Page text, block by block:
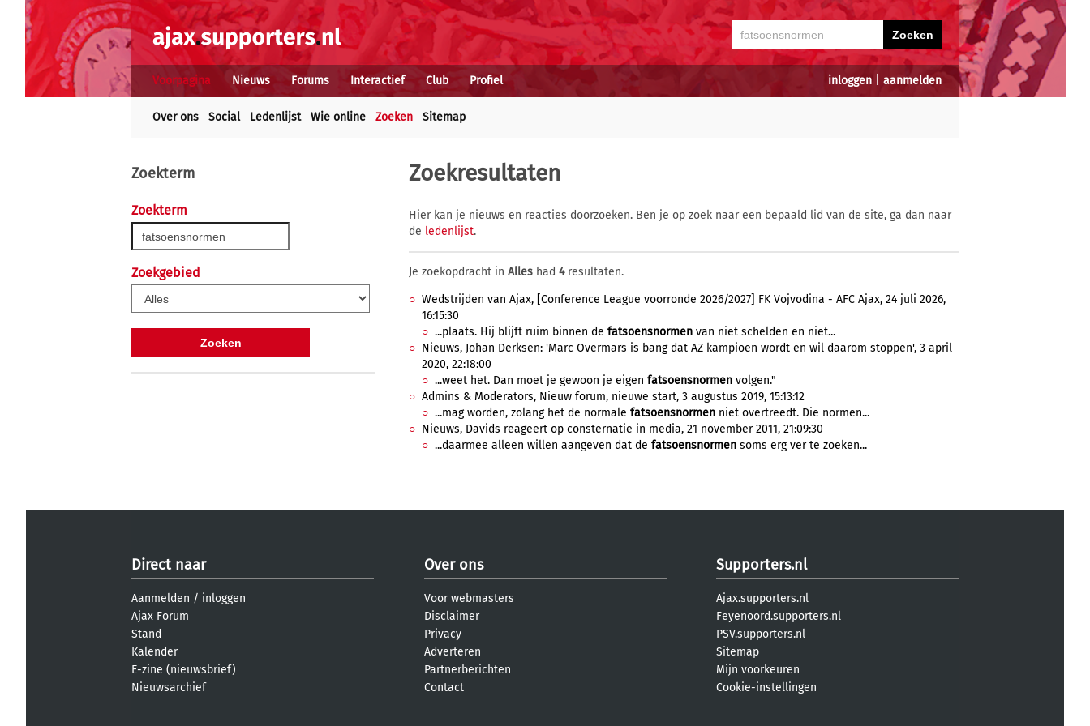
inloggen aanmelden
Voorpagina Nieuws Forums Interactief Club Profiel
Over ons Social Ledenlijst Wie online Zoeken Sitemap
Zoekterm
Zoekterm
Zoekgebied
Zoekresultaten
Hier kan je nieuws en reacties doorzoeken. Ben je op zoek naar een bepaald lid van de site, ga dan naar
de ledenlijst.
Je zoekopdracht in Alles had 4resultaten.
Wedstrijden van Ajax, [Conference League voorronde 2026/2027] FK Vojvodina - AFC Ajax, 24 juli 2026,
16:15:30
...plaats. Hij blijft ruim binnen de fatsoensnormen van niet schelden en niet...
Nieuws, Johan Derksen: 'Marc Overmars is bang dat AZ kampioen wordt en wil daarom stoppen', 3 april
2020, 22:18:00
...weet het. Dan moet je gewoon je eigen fatsoensnormen volgen."
Admins & Moderators, Nieuw forum, nieuwe start, 3 augustus 2019, 15:13:12
...mag worden, zolang het de normale fatsoensnormen niet overtreedt. Die normen...
Nieuws, Davids reageert op consternatie in media, 21 november 2011, 21:09:30
...daarmee alleen willen aangeven dat de fatsoensnormen soms erg ver te zoeken...
Direct naar
Aanmelden / inloggen
Ajax Forum
Stand
Kalender
E-zine (nieuwsbrief)
Nieuwsarchief
Over ons
Voor webmasters
Disclaimer
Privacy
Adverteren
Partnerberichten
Contact
Supporters.nl
Ajax.supporters.nl
Feyenoord.supporters.nl
PSV.supporters.nl
Sitemap
Mijn voorkeuren
Cookie-instellingen